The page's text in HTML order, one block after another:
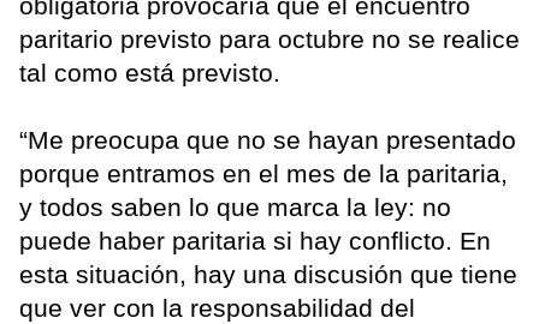
obligatoria provocaría que el encuentro
paritario previsto para octubre no se realice
tal como está previsto.
“Me preocupa que no se hayan presentado
porque entramos en el mes de la paritaria,
y todos saben lo que marca la ley: no
puede haber paritaria si hay conflicto. En
esta situación, hay una discusión que tiene
que ver con la responsabilidad del